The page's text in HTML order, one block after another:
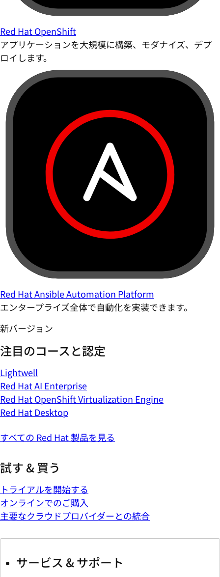
Red Hat OpenShift
アプリケーションを大規模に構築、モダナイズ、デプ
ロイします。
Red Hat Ansible Automation Platform
エンタープライズ全体で自動化を実装できます。
新バージョン
注目のコースと認定
Lightwell
Red Hat AI Enterprise
Red Hat OpenShift Virtualization Engine
Red Hat Desktop
すべての Red Hat 製品を見る
試す & 買う
トライアルを開始する
オンラインでのご購入
主要なクラウドプロバイダーとの統合
サービス & サポート